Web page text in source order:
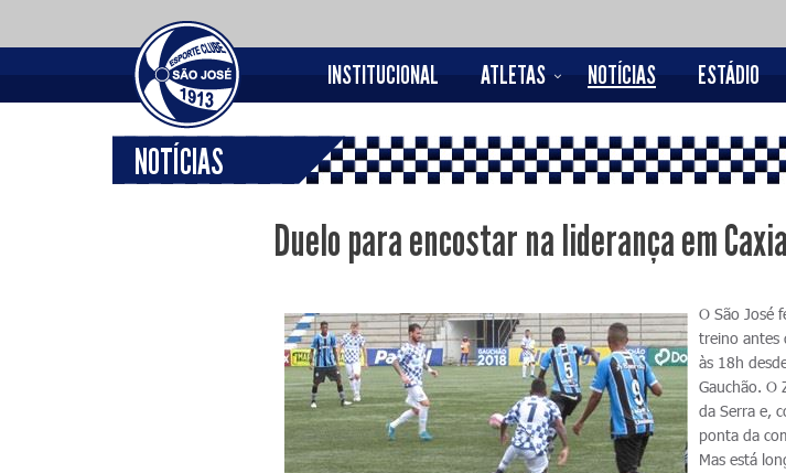
INSTITUCIONAL ATLETAS NOTÍCIAS ESTÁDIO
NOTÍCIAS
Duelo para encostar na liderança em
O São José
treino antes
às 18h
Gauchão. O
da Serra e,
ponta da
Mas está